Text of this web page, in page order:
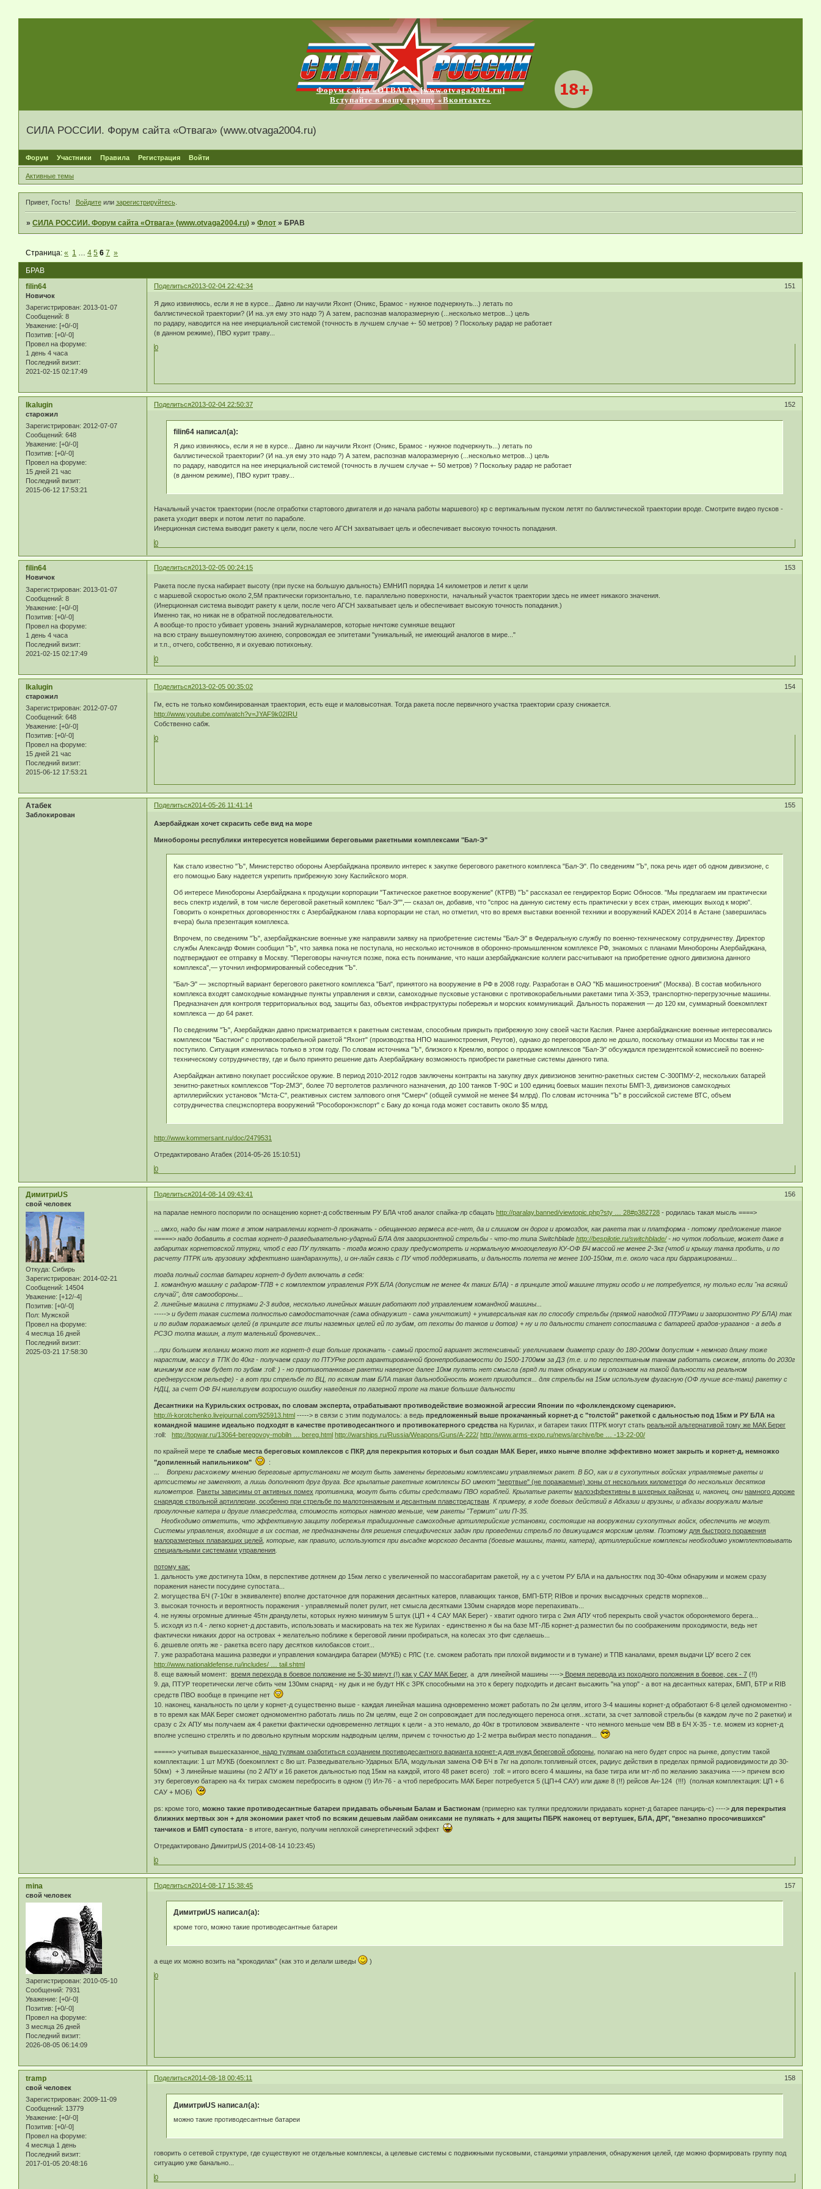
Форум сайта «ОТВАГА» [www.otvaga2004.ru]
Вступайте в нашу группу «Вконтакте»
СИЛА РОССИИ. Форум сайта «Отвага» (www.otvaga2004.ru)
Форум Участники Правила Регистрация Войти
Активные темы
Привет, Гость! Войдитеили зарегистрируйтесь.
»СИЛА РОССИИ. Форум сайта «Отвага» (www.otvaga2004.ru) »Флот » БРАВ
БРАВ
Страница:« 1 4 5 6 7 »
Поделиться 151
2013-02-04 22:42:34
filin64
Новичок
Зарегистрирован: 2013-01-07
Сообщений: 8
Уважение: [+0/-0]
Позитив: [+0/-0]
Провел на форуме:
1 день 4 часа
Последний визит:
2021-02-15 02:17:49
Я дико извиняюсь, если я не в курсе... Давно ли научили Яхонт (Оникс, Брамос - нужное подчеркнуть...) летать по
баллистической траектории? (И на..уя ему это надо ?) А затем, распознав малоразмерную (...несколько метров...) цель
по радару, наводится на нее инерциальной системой (точность в лучшем случае +- 50 метров) ? Поскольку радар не работает
(в данном режиме), ПВО курит траву...
0
Поделиться 152
2013-02-04 22:50:37
Ikalugin
старожил
Зарегистрирован: 2012-07-07
Сообщений: 648
Уважение: [+0/-0]
Позитив: [+0/-0]
Провел на форуме:
15 дней 21 час
Последний визит:
2015-06-12 17:53:21
filin64 написал(а):
Я дико извиняюсь, если я не в курсе... Давно ли научили Яхонт (Оникс, Брамос - нужное подчеркнуть...) летать по
баллистической траектории? (И на..уя ему это надо ?) А затем, распознав малоразмерную (...несколько метров...) цель
по радару, наводится на нее инерциальной системой (точность в лучшем случае +- 50 метров) ? Поскольку радар не работает
(в данном режиме), ПВО курит траву...
Начальный участок траектории (после отработки стартового двигателя и до начала работы маршевого) кр с вертикальным пуском летят по баллистической траектории вроде. Смотрите видео пусков -
ракета уходит вверх и потом летит по параболе.
Инерционная система выводит ракету к цели, после чего АГСН захватывает цель и обеспечивает высокую точность попадания.
0
Поделиться 153
2013-02-05 00:24:15
filin64
Новичок
Зарегистрирован: 2013-01-07
Сообщений: 8
Уважение: [+0/-0]
Позитив: [+0/-0]
Провел на форуме:
1 день 4 часа
Последний визит:
2021-02-15 02:17:49
Ракета после пуска набирает высоту (при пуске на большую дальность) ЕМНИП порядка 14 километров и летит к цели
с маршевой скоростью около 2,5М практически горизонтально, т.е. параллельно поверхности, начальный участок траектории здесь не имеет никакого значения.
(Инерционная система выводит ракету к цели, после чего АГСН захватывает цель и обеспечивает высокую точность попадания.)
Именно так, но никак не в обратной последовательности.
А вообще-то просто убивает уровень знаний журналамеров, которые ничтоже сумняше вещают
на всю страну вышеупомянутою ахинею, сопровождая ее эпитетами "уникальный, не имеющий аналогов в мире..."
и т.п., отчего, собственно, я и охуеваю потихоньку.
0
Поделиться 154
2013-02-05 00:35:02
Ikalugin
старожил
Зарегистрирован: 2012-07-07
Сообщений: 648
Уважение: [+0/-0]
Позитив: [+0/-0]
Провел на форуме:
15 дней 21 час
Последний визит:
2015-06-12 17:53:21
Гм, есть не только комбинированная траектория, есть еще и маловысотная. Тогда ракета после первичного участка траектории сразу снижается.
http://www.youtube.com/watch?v=JYAF9k02IRU
Собственно сабж.
0
Поделиться 155
2014-05-26 11:41:14
Атабек
Заблокирован
Азербайджан хочет скрасить себе вид на море
Минобороны республики интересуется новейшими береговыми ракетными комплексами "Бал-Э"
Как стало известно "Ъ", Министерство обороны Азербайджана проявило интерес к закупке берегового ракетного комплекса "Бал-Э". По сведениям "Ъ", пока речь идет об одном дивизионе, с
его помощью Баку надеется укрепить прибрежную зону Каспийского моря.
Об интересе Минобороны Азербайджана к продукции корпорации "Тактическое ракетное вооружение" (КТРВ) "Ъ" рассказал ее гендиректор Борис Обносов. "Мы предлагаем им практически
весь спектр изделий, в том числе береговой ракетный комплекс "Бал-Э"",— сказал он, добавив, что "спрос на данную систему есть практически у всех стран, имеющих выход к морю".
Говорить о конкретных договоренностях с Азербайджаном глава корпорации не стал, но отметил, что во время выставки военной техники и вооружений KADEX 2014 в Астане (завершилась
вчера) была презентация комплекса.
Впрочем, по сведениям "Ъ", азербайджанские военные уже направили заявку на приобретение системы "Бал-Э" в Федеральную службу по военно-техническому сотрудничеству. Директор
службы Александр Фомин сообщил "Ъ", что заявка пока не поступала, но несколько источников в оборонно-промышленном комплексе РФ, знакомых с планами Минобороны Азербайджана,
подтверждают ее отправку в Москву. "Переговоры начнутся позже, пока есть понимание, что наши азербайджанские коллеги рассчитывают на приобретение одного дивизиона данного
комплекса",— уточнил информированный собеседник "Ъ".
"Бал-Э" — экспортный вариант берегового ракетного комплекса "Бал", принятого на вооружение в РФ в 2008 году. Разработан в ОАО "КБ машиностроения" (Москва). В состав мобильного
комплекса входят самоходные командные пункты управления и связи, самоходные пусковые установки с противокорабельными ракетами типа Х-35Э, транспортно-перегрузочные машины.
Предназначен для контроля территориальных вод, защиты баз, объектов инфраструктуры побережья и морских коммуникаций. Дальность поражения — до 120 км, суммарный боекомплект
комплекса — до 64 ракет.
По сведениям "Ъ", Азербайджан давно присматривается к ракетным системам, способным прикрыть прибрежную зону своей части Каспия. Ранее азербайджанские военные интересовались
комплексом "Бастион" с противокорабельной ракетой "Яхонт" (производства НПО машиностроения, Реутов), однако до переговоров дело не дошло, поскольку отмашки из Москвы так и не
поступило. Ситуация изменилась только в этом году. По словам источника "Ъ", близкого к Кремлю, вопрос о продаже комплексов "Бал-Э" обсуждался президентской комиссией по военно-
техническому сотрудничеству, где и было принято решение дать Азербайджану возможность приобрести ракетные системы данного типа.
Азербайджан активно покупает российское оружие. В период 2010-2012 годов заключены контракты на закупку двух дивизионов зенитно-ракетных систем С-300ПМУ-2, нескольких батарей
зенитно-ракетных комплексов "Тор-2МЭ", более 70 вертолетов различного назначения, до 100 танков Т-90С и 100 единиц боевых машин пехоты БМП-3, дивизионов самоходных
артиллерийских установок "Мста-С", реактивных систем залпового огня "Смерч" (общей суммой не менее $4 млрд). По словам источника "Ъ" в российской системе ВТС, объем
сотрудничества спецэкспортера вооружений "Рособоронэкспорт" с Баку до конца года может составить около $5 млрд.
http://www.kommersant.ru/doc/2479531
Отредактировано Атабек (2014-05-26 15:10:51)
0
Поделиться 156
2014-08-14 09:43:41
ДимитриUS
свой человек
Откуда: Сибирь
Зарегистрирован: 2014-02-21
Сообщений: 14504
Уважение: [+12/-4]
Позитив: [+0/-0]
Пол: Мужской
Провел на форуме:
4 месяца 16 дней
Последний визит:
2025-03-21 17:58:30
на паралае немного поспорили по оснащению корнет-д собственным РУ БЛА чтоб аналог спайка-лр сбацатьhttp://paralay.banned/viewtopic.php?sty … 28#p382728 - родилась такая мысль ====>
... имхо, надо бы нам тоже в этом направлении корнет-д прокачать - обещанного гермеса все-нет, да и слишком он дорог и громоздок, как ракета так и платформа - потому предложение такое
=====> надо добавить в состав корнет-д разведывательно-ударный БЛА для загоризонтной стрельбы - что-то типа Switchbladehttp://bespilotie.ru/switchblade/- но чуток побольше, может даже в
габаритах корнетовской птурки, чтоб с его ПУ пулякать - тогда можно сразу предусмотреть и нормальную многоцелевую КУ-ОФ БЧ массой не менее 2-3кг (чтоб и крышу танка пробить, и по
расчету ПТРК иль грузовику эффективно шандарахнуть), и он-лайн связь с ПУ чтоб поддерживать, и дальность полета не менее 100-150км, т.е. около часа при барражировании...
тогда полный состав батареи корнет-д будет включать в себя:
1. командную машину с радаром-ТПВ + с комплектом управления РУК БЛА (допустим не менее 4х таких БЛА) - в принципе этой машине птурки особо и не потребуется, ну только если "на всякий
случай", для самообороны...
2. линейные машина с птурками 2-3 видов, несколько линейных машин работают под управлением командной машины...
-----> и будет такая система полностью самодостаточная (сама обнаружит - сама уничтожит) + универсальная как по способу стрельбы (прямой наводкой ПТУРами и загоризонтно РУ БЛА) так
и по видам поражаемых целей (в принципе все типы наземных целей ей по зубам, от пехоты до танков и дотов) + ну и по дальности станет сопоставима с батареей градов-ураганов - а ведь в
РСЗО толпа машин, а тут маленький броневичек...
...при большем желании можно тот же корнет-д еще больше прокачать - самый простой вариант экстенсивный: увеличиваем диаметр сразу до 180-200мм допустим + немного длину тоже
нарастим, массу в ТПК до 40кг - получаем сразу по ПТУРке рост гарантированной бронепробиваемости до 1500-1700мм за ДЗ (т.е. и по перспективным танкам работать сможем, вплоть до 2030г
минимум все нам будет по зубам :roll: ) - но противотанковые ракетки наверное далее 10км пулять нет смысла (вряд ли танк обнаружим и опознаем на такой дальности на реальном
среднерусском рельефе) - а вот при стрельбе по ВЦ, по всяким там БЛА такая дальнобойность может пригодится... для стрельбы на 15км используем фугасную (ОФ лучше все-таки) ракетку с
НДЦ, за счет ОФ БЧ нивелируем возросшую ошибку наведения по лазерной тропе на такие большие дальности
Десантники на Курильских островах, по словам эксперта, отрабатывают противодействие возможной агрессии Японии по «фолклендскому сценарию».
http://i-korotchenko.livejournal.com/925913.html -----> в связи с этим подумалось: а ведьпредложенный выше прокачанный корнет-д с "толстой" ракеткой с дальностью под 15км и РУ БЛА на
командной машине идеально подходят в качестве противодесантного и противокатерного средства на Курилах, и батареи таких ПТРК могут статьреальной альтернативой тому же МАК Берег
:roll:http://topwar.ru/13064-beregovoy-mobiln … bereg.html http://warships.ru/Russia/Weapons/Guns/A-222/ http://www.arms-expo.ru/news/archive/be … -13-22-00/
по крайней мерете слабые места береговых комплексов с ПКР, для перекрытия которых и был создан МАК Берег, имхо нынче вполне эффективно может закрыть и корнет-д, немножко
"допиленный напильником"
:
... Вопреки расхожему мнению береговые артустановки не могут быть заменены береговыми комплексами управляемых ракет. В БО, как и в сухопутных войсках управляемые ракеты и
артсистемы не заменяют, а лишь дополняют друг друга. Все крылатые ракетные комплексы БО имеют"мертвые" (не поражаемые) зоны от нескольких километров до нескольких десятков
километров. Ракеты зависимы от активных помех противника, могут быть сбиты средствами ПВО кораблей. Крылатые ракетымалоэффективны в шхерных районах и, наконец, онинамного дороже
снарядов ствольной артиллерии, особенно при стрельбе по малотоннажным и десантным плавстредствам . К примеру, в ходе боевых действий в Абхазии и грузины, и абхазы вооружали малые
прогулочные катера и другие плавсредства, стоимость которых намного меньше, чем ракеты "Термит" или П-35.
Необходимо отметить, что эффективную защиту побережья традиционные самоходные артиллерийские установки, состоящие на вооружении сухопутных войск, обеспечить не могут.
Системы управления, входящие в их состав, не предназначены для решения специфических задач при проведении стрельб по движущимся морским целям. Поэтому для быстрого поражения
малоразмерных плавающих целей , которые, как правило, используются при высадке морского десанта (боевые машины, танки, катера), артиллерийские комплексы необходимо укомплектовывать
специальными системами управления
потому как:
1. дальность уже достигнута 10км, в перспективе дотянем до 15км легко с увеличенной по массогабаритам ракетой, ну а с учетом РУ БЛА и на дальностях под 30-40км обнаружим и можем сразу
поражения нанести посудине супостата...
2. могущества БЧ (7-10кг в эквиваленте) вполне достаточное для поражения десантных катеров, плавающих танков, БМП-БТР, RIBов и прочих высадочных средств морпехов...
3. высокая точность и вероятность поражения - управляемый полет рулит, нет смысла десятками 130мм снарядов море перепахивать...
4. не нужны огромные длинные 45тн драндулеты, которых нужно минимум 5 штук (ЦП + 4 САУ МАК Берег) - хватит одного тигра с 2мя АПУ чтоб перекрыть свой участок обороняемого берега...
5. исходя из п.4 - легко корнет-д доставить, использовать и маскировать на тех же Курилах - единственно я бы на базе МТ-ЛБ корнет-д разместил бы по соображениям проходимости, ведь нет
фактически никаких дорог на островах + желательно поближе к береговой линии пробираться, на колесах это фиг сделаешь...
6. дешевле опять же - ракетка всего пару десятков килобаксов стоит...
7. уже разработана машина разведки и управления командира батареи (МУКБ) с РЛС (т.е. сможем работать при плохой видимости и в тумане) и ТПВ каналами, время выдачи ЦУ всего 2 сек
http://www.nationaldefense.ru/includes/ … tail.shtml
8. еще важный момент:время перехода в боевое положение не 5-30 минут (!) как у САУ МАК Берег, а для линейной машины ----> Время перевода из походного положения в боевое, сек - 7 (!!)
9. да, ПТУР теоретически легче сбить чем 130мм снаряд - ну дык и не будут НК с ЗРК способными на это к берегу подходить и десант высажить "на упор" - а вот на десантных катерах, БМП, БТР и RIB
средств ПВО вообще в принципе нет
10. наконец, канальность по цели у корнет-д существенно выше - каждая линейная машина одновременно может работать по 2м целям, итого 3-4 машины корнет-д обработают 6-8 целей одномоментно -
в то время как МАК Берег сможет одномоментно работать лишь по 2м целям, еще 2 он сопровождает для последующего переноса огня...кстати, за счет залповой стрельбы (в каждом луче по 2 ракетки) и
сразу с 2х АПУ мы получаем аж 4 ракетки фактически одновременно летящих к цели - а это немало, до 40кг в тротиловом эквиваленте - что немного меньше чем ВВ в БЧ Х-35 - т.е. можем из корнет-д
вполне успешно стрелять и по довольно крупным морским надводным целям, причем с точностью до 1-2 метра выбирая место попадания...
=====> учитывая вышесказанное, надо тулякам озаботиться созданием противодесантного варианта корнет-д для нужд береговой обороны , полагаю на него будет спрос на рынке, допустим такой
комплектации: 1 шт МУКБ (боекомплект с 8ю шт. Разведывательно-Ударных БЛА, модульная замена ОФ БЧ в 7кг на дополн.топливный отсек, радиус действия в пределах прямой радиовидимости до 30-
50км) + 3 линейные машины (по 2 АПУ и 16 ракеток дальностью под 15км на каждой, итого 48 ракет всего) :roll: = итого всего 4 машины, на базе тигра или мт-лб по желанию заказчика ----> причем всю
эту береговую батарею на 4х тиграх сможем перебросить в одном (!) Ил-76 - а чтоб перебросить МАК Берег потребуется 5 (ЦП+4 САУ) или даже 8 (!!) рейсов Ан-124 (!!!) (полная комплектация: ЦП + 6
САУ + МОБ)
ps: кроме того,можно такие противодесантные батареи придавать обычным Балам и Бастионам (примерно как туляки предложили придавать корнет-д батарее панцирь-с) ----> для перекрытия
ближних мертвых зон + для экономии ракет чтоб по всяким дешевым лайбам ониксами не пулякать + для защиты ПБРК наконец от вертушек, БЛА, ДРГ, "внезапно просочившихся"
танчиков и БМП супостата- в итоге, вангую, получим неплохой синергетический эффект
Отредактировано ДимитриUS (2014-08-14 10:23:45)
0
Поделиться 157
2014-08-17 15:38:45
mina
свой человек
Зарегистрирован: 2010-05-10
Сообщений: 7931
Уважение: [+0/-0]
Позитив: [+0/-0]
Провел на форуме:
3 месяца 26 дней
Последний визит:
2026-08-05 06:14:09
ДимитриUS написал(а):
кроме того, можно такие противодесантные батареи
а еще их можно возить на "крокодилах" (как это и делали шведы
)
0
Поделиться 158
2014-08-18 00:45:11
tramp
свой человек
Зарегистрирован: 2009-11-09
Сообщений: 13779
Уважение: [+0/-0]
Позитив: [+0/-0]
Провел на форуме:
4 месяца 1 день
Последний визит:
2017-01-05 20:48:16
ДимитриUS написал(а):
можно такие противодесантные батареи
говорить о сетевой структуре, где существуют не отдельные комплексы, а целевые системы с подвижными пусковыми, станциями управления, обнаружения целей, где можно формировать группу под
ситуацию уже банально...
0